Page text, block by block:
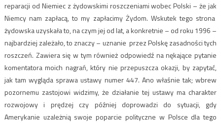
reparacji od Niemiec z żydowskimi roszczeniami wobec Polski – że jak
Niemcy nam zapłacą, to my zapłacimy Żydom. Wskutek tego strona
żydowska uzyskała to, na czym jej od lat, a konkretnie – od roku 1996 –
najbardziej zależało, to znaczy – uznanie przez Polskę zasadności tych
roszczeń. Zawiera się w tym również odpowiedź na nękające pytanie
komentatora moich nagrań, który nie przepuszcza okazji, by zapytać,
jak tam wygląda sprawa ustawy numer 447. Ano właśnie tak; wbrew
pozornemu zastojowi widzimy, że działanie tej ustawy ma charakter
rozwojowy i prędzej czy później doprowadzi do sytuacji, gdy
Amerykanie uzależnią swoje poparcie polityczne w Polsce dla tego